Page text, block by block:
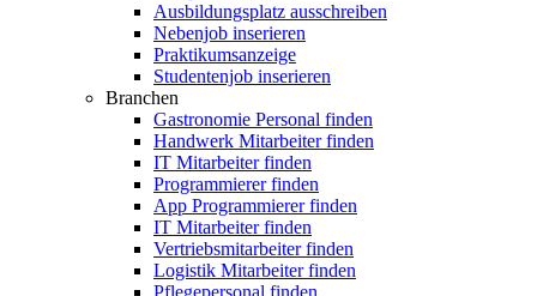
Ausbildungsplatz ausschreiben
Nebenjob inserieren
Praktikumsanzeige
Studentenjob inserieren
Branchen
Gastronomie Personal finden
Handwerk Mitarbeiter finden
IT Mitarbeiter finden
Programmierer finden
App Programmierer finden
IT Mitarbeiter finden
Vertriebsmitarbeiter finden
Logistik Mitarbeiter finden
Pflegepersonal finden